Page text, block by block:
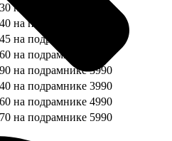
на подрамнике
на подрамнике
на подрамнике
на подрамнике
на подрамнике 3990
на подрамнике 3990
на подрамнике 4990
на подрамнике 5990